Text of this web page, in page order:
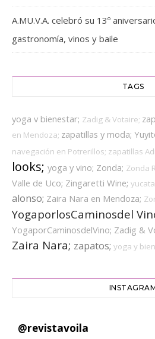
A.MU.V.A. celebró su 13º
gastronomía, vinos y baile
TAGS
yoga v bienestar; Zadig & Votaire;
en Mendoza; zapatillas y moda;
navegación en Potrerillos; zapatillas
looks; yoga y vino; Zonda; Zonda
Valle de Uco; Zingaretti Wine;
alonso; Zaira Nara en Mendoza;
YogaporlosCaminosdel
YogaporCaminosdelVino; Zadig &
Zaira Nara; zapatos; yoga y
@revistavoila